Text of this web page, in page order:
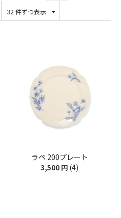
32 件ずつ表示
ラペ 200プレート
3,500 円 (4)